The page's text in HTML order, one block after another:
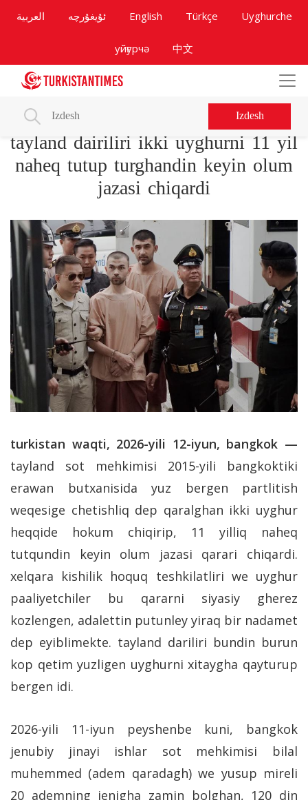
العربية ئۇيغۇرچە English Türkçe Uyghurche
уйғурчә 中文
Izdesh
tayland dairiliri ikki uyghurni 11 yil
naheq tutup turghandin keyin olum
jazasi chiqardi
turkistan waqti, 2026-yili 12-iyun, bangkok —
tayland sot mehkimisi 2015-yili bangkoktiki
erawan butxanisida yuz bergen partlitish
weqesige chetishliq dep qaralghan ikki uyghur
heqqide hokum chiqirip, 11 yilliq naheq
tutqundin keyin olum jazasi qarari chiqardi.
xelqara kishilik hoquq teshkilatliri we uyghur
paaliyetchiler bu qararni siyasiy gherez
kozlengen, adalettin putunley yiraq bir nadamet
dep eyiblimekte. tayland dariliri bundin burun
kop qetim yuzligen uyghurni xitaygha qayturup
bergen idi.
2026-yili 11-iyun peyshenbe kuni, bangkok
jenubiy jinayi ishlar sot mehkimisi bilal
muhemmed (adem qaradagh) we yusup mireli
20 ademning jenigha zamin bolghan, 120 din